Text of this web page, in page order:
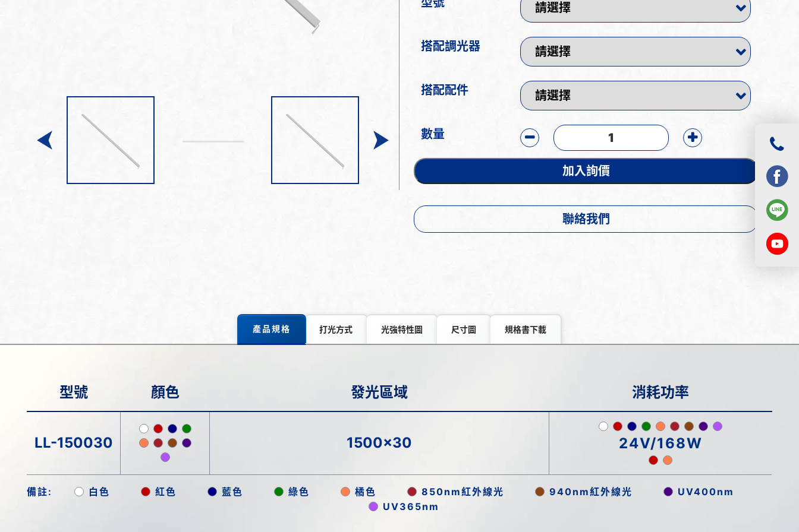
搭配調光器
搭配配件
數量
加入詢價
聯絡我們
產品規格 打光方式 光強特性圖 尺寸圖 規格書下載
型號 顏色 發光區域 消耗功率
LL-150030 1500x30 24V/168W
備註: 白色 紅色 藍色 綠色 橘色 850nm紅外線光 940nm紅外線光
UV400nm
UV365nm